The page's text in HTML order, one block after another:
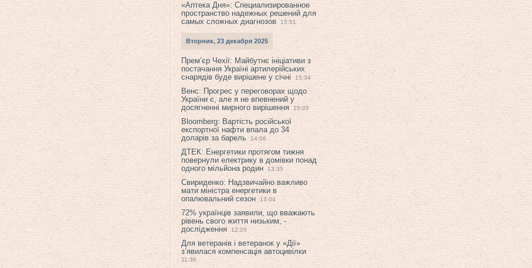
«Аптека Дня»: Специализированное
пространство надежных решений для
самых сложных диагнозов
15:51
Вторник, 23 декабря 2025
Прем’єр Чехії: Майбутнє ініціативи з
постачання Україні артилерійських
снарядів буде вирішене у січні
15:34
Венс: Прогрес у переговорах щодо
України є, але я не впевнений у
досягненні мирного вирішення
15:05
Bloomberg: Вартість російської
експортної нафти впала до 34
доларів за барель
14:06
ДТЕК: Енергетики протягом тижня
повернули електрику в домівки понад
одного мільйона родин
13:35
Свириденко: Надзвичайно важливо
мати міністра енергетики в
опалювальний сезон
13:04
72% українців заявили, що вважають
рівень свого життя низьким, -
дослідження
12:05
Для ветеранів і ветеранок у «Дії»
з’явилася компенсація автоцивілки
11:36